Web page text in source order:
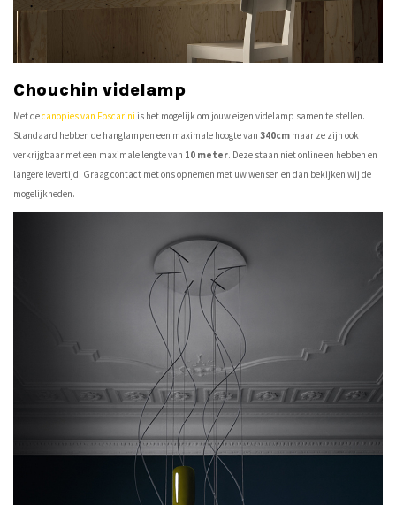
Chouchin videlamp
Met decanopies van Foscarini is het mogelijk om jouw eigen videlamp samen te stellen.
Standaard hebben de hanglampen een maximale hoogte van 340cm maar ze zijn ook
verkrijgbaar met een maximale lengte van 10 meter. Deze staan niet online en hebben en
langere levertijd. Graag contact met ons opnemen met uw wensen en dan bekijken wij de
mogelijkheden.